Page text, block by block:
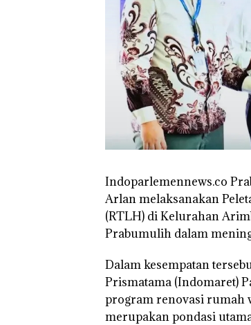
Indoparlemennews.co
Arlan melaksanakan
(RTLH) di Kelurahan
Prabumulih dalam
Dalam kesempatan
Prismatama (Indomaret)
program renovasi rumah
merupakan pondasi